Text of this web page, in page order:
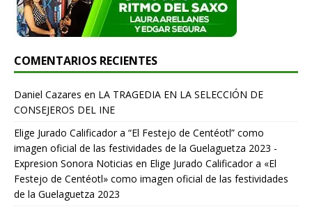
COMENTARIOS RECIENTES
Daniel Cazares en LA TRAGEDIA EN LA SELECCIÓN DE
CONSEJEROS DEL INE
Elige Jurado Calificador a “El Festejo de Centéotl” como
imagen oficial de las festividades de la Guelaguetza 2023 -
Expresion Sonora Noticias en Elige Jurado Calificador a «El
Festejo de Centéotl» como imagen oficial de las festividades
de la Guelaguetza 2023